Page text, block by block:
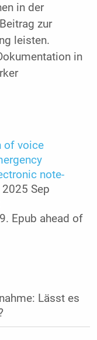
in der
zur
leisten.
in
of voice
note-
Sep
Epub ahead of
Lässt es